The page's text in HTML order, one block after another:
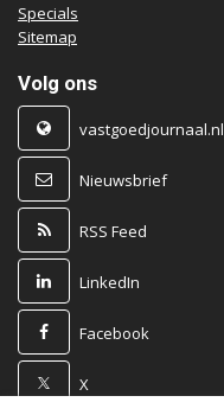
Specials
Sitemap
Volg ons
vastgoedjournaal.nl
Nieuwsbrief
RSS Feed
LinkedIn
Facebook
X